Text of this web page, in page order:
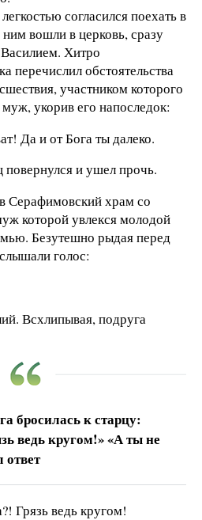
согласился поехать в
вошли в церковь, сразу
Хитро
обстоятельства
участником которого
укорив его напоследок:
Да и от Бога ты далеко.
повернулся и ушел прочь.
Серафимовский храм со
которой увлекся молодой
Безутешно рыдая перед
голос:
Всхлипывая, подруга
бросилась к старцу:
ведь кругом!» «А ты не
ответ
Грязь ведь кругом!